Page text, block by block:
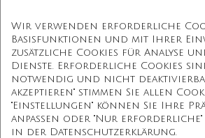
Kostenlose Geschenkbox
Kostenlose Gravur
Unbegrenzte Redesign
ÜBER UNS
Wir verwenden erforderliche
Basisfunktionen und mit Ihrer
zusätzliche Cookies für Analyse
Dienste. Erforderliche Cookies
notwendig und nicht
akzeptieren" stimmen Sie allen
"Einstellungen" können Sie Ihre
anpassen oder "Nur erforderliche"
in der Datenschutzerklärung.